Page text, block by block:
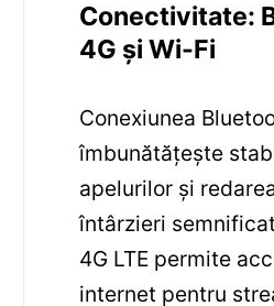
Conectivitate:
4G și Wi-Fi
Conexiunea
îmbunătățește
apelurilor și
întârzieri
4G LTE permite
internet pentru